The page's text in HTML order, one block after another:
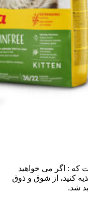
که : اگر می خواهید
کنید، از شوق و ذوق
شد.